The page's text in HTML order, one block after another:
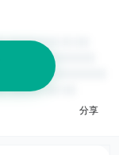
分享